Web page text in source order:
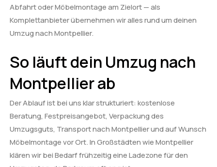
Abfahrt oder Möbelmontage am Zielort — als
Komplettanbieter übernehmen wir alles rund um deinen
Umzug nach Montpellier.
So läuft dein Umzug nach
Montpellier ab
Der Ablauf ist bei uns klar strukturiert: kostenlose
Beratung, Festpreisangebot, Verpackung des
Umzugsguts, Transport nach Montpellier und auf Wunsch
Möbelmontage vor Ort. In Großstädten wie Montpellier
klären wir bei Bedarf frühzeitig eine Ladezone für den